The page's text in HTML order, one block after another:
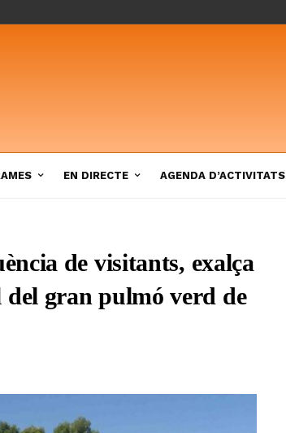
EN DIRECTE AGENDA D’ACTIVITATS
de visitants, exalça
gran pulmó verd de